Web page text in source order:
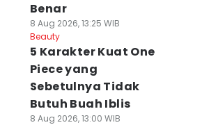
Benar
8 Aug 2026, 13:25 WIB
Beauty
5 Karakter Kuat One
Piece yang
Sebetulnya Tidak
Butuh Buah Iblis
8 Aug 2026, 13:00 WIB